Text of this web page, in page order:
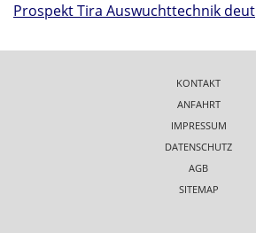
Prospekt Tira Auswuchttechnik deut
KONTAKT
ANFAHRT
IMPRESSUM
DATENSCHUTZ
AGB
SITEMAP